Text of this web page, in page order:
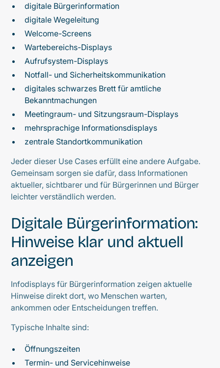
digitale Bürgerinformation
digitale Wegeleitung
Welcome-Screens
Wartebereichs-Displays
Aufrufsystem-Displays
Notfall- und Sicherheitskommunikation
digitales schwarzes Brett für amtliche
Bekanntmachungen
Meetingraum- und Sitzungsraum-Displays
mehrsprachige Informationsdisplays
zentrale Standortkommunikation
Jeder dieser Use Cases erfüllt eine andere Aufgabe.
Gemeinsam sorgen sie dafür, dass Informationen
aktueller, sichtbarer und für Bürgerinnen und Bürger
leichter verständlich werden.
Digitale Bürgerinformation:
Hinweise klar und aktuell
anzeigen
Infodisplays für Bürgerinformation zeigen aktuelle
Hinweise direkt dort, wo Menschen warten,
ankommen oder Entscheidungen treffen.
Typische Inhalte sind:
Öffnungszeiten
Termin- und Servicehinweise